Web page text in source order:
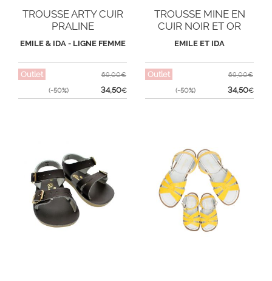
TROUSSE ARTY CUIR
PRALINE
EMILE & IDA - LIGNE FEMME
Outlet
(-50%)
69,00€
34,50€
TROUSSE MINE EN
CUIR NOIR ET OR
EMILE ET IDA
Outlet
(-50%)
69,00€
34,50€